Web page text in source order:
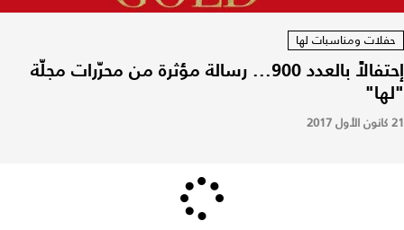
حفلات ومناسبات لها
إحتفالاً بالعدد 900... رسالة مؤثرة من محرّرات مجلّة
"لها"
21 كانون الأول 2017